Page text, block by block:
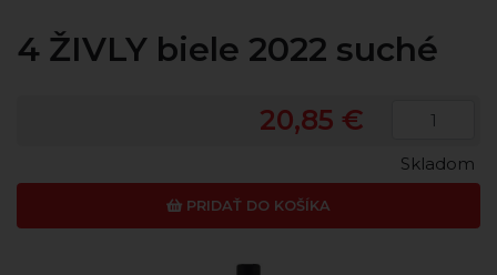
4 ŽIVLY biele 2022 suché
20,85 €
PRIDAŤ DO KOŠÍKA
Skladom